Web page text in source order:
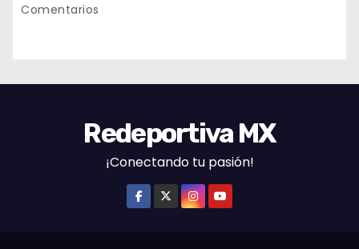
Comentarios
Redeportiva MX
¡Conectando tu pasión!